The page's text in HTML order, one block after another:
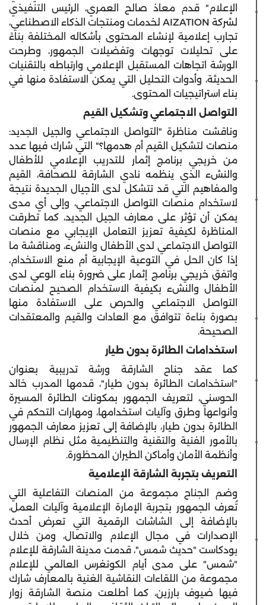
الإعلام" قدم معاذ صالح العمري، الرئيس التنفيذي
لشركة AIZATION لخدمات ومنتجات الذكاء الاصطناعي،
تجارب إعلامية لإنشاء المحتوى بأشكاله المختلفة بناءً
على تحليلات توجهات وتفضيلات الجمهور، وطرحت
الورشة اتجاهات المستقبل الإعلامي وارتباطه بالتقنيات
الحديثة، وأدوات التحليل التي يمكن الاستفادة منها في
بناء استراتيجيات المحتوى.
التواصل الاجتماعي وتشكيل القيم
وناقشت مناظرة "التواصل الاجتماعي والجيل الجديد:
منصات لتشكيل القيم أم هدمها؟" التي شارك فيها عدد
من خريجي برنامج إثمار للتدريب الإعلامي للأطفال
والنشء الذي ينظمه نادي الشارقة للصحافة، القيم
والمفاهيم التي قد تتشكل لدى الأجيال الجديدة نتيجة
لاستخدام منصات التواصل الاجتماعي، وإلى أي مدى
يمكن أن تؤثر على معارف الجيل الجديد، كما تطرقت
المناظرة لكيفية تعزيز التعامل الإيجابي مع منصات
التواصل الاجتماعي لدى الأطفال والنشء، ومناقشة ما
إذا كان الحل في التوعية الإيجابية أم منع الاستخدام،
واتفق خريجي برنامج إثمار على ضرورة بناء الوعي لدى
الأطفال والنشء بكيفية الاستخدام الصحيح لمنصات
التواصل الاجتماعي والحرص على الاستفادة منها
بصورة بناءة تتوافق مع العادات والقيم والمعتقدات
الصحيحة.
استخدامات الطائرة بدون طيار
كما عقد جناح الشارقة ورشة تدريبية بعنوان
"استخدامات الطائرة بدون طيار"، قدمها المدرب خالد
الحوسني، لتعريف الجمهور بمكونات الطائرة المسيرة
وأنواعها وطرق وآليات استخدامها، ومهارات التحكم في
الطائرة بدون طيار، بالإضافة إلى تعزيز معارف الجمهور
بالأمور الفنية والتقنية والتنظيمية مثل نظام الإرسال
وأنظمة الأمان وأماكن الطيران المحظورة.
التعريف بتجربة الشارقة الإعلامية
وضم الجناح مجموعة من المنصات التفاعلية التي
تُعرف الجمهور بتجربة الإمارة الإعلامية وآليات العمل،
بالإضافة إلى الشاشات الرقمية التي تعرض أحدث
الإصدارات في مجال الإعلام والاتصال، ومن خلال
بودكاست "حديث شمس"، قدمت مدينة الشارقة للإعلام
"شمس" على مدى أيام الكونغرس العالمي للإعلام
مجموعة من اللقاءات النقاشية الغنية بالمعارف شارك
فيها ضيوف بارزين، كما أطلعت منصة الشارقة زوار